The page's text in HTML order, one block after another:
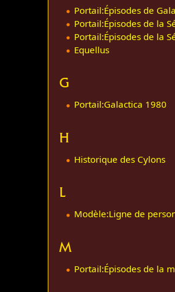
Portail:Épisodes de
Portail:Épisodes de la
Portail:Épisodes de la
Equellus
G
Portail:Galactica 1980
H
Historique des Cylons
L
Modèle:Ligne de
M
Portail:Épisodes de la